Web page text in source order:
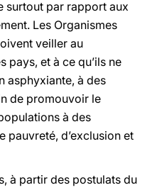
surtout par rapport aux
Les Organismes
veiller au
pays, et à ce qu’ils ne
asphyxiante, à des
de promouvoir le
à des
pauvreté, d’exclusion et
à partir des postulats du